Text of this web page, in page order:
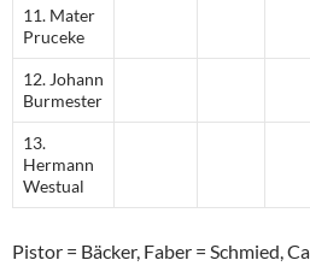
11. Mater
Pruceke
12. Johann
Burmester
13.
Hermann
Westual
Pistor = Bäcker, Faber = Schmied,